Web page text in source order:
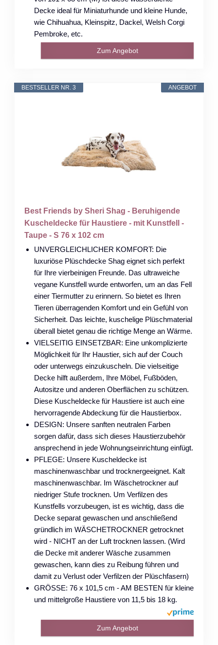
Decke ideal für Miniaturhunde und kleine Hunde,
wie Chihuahua, Kleinspitz, Dackel, Welsh Corgi
Pembroke, etc.
Zum Angebot
ANGEBOT
BESTSELLER NR. 3
Best Friends by Sheri Shag - Beruhigende
Kuscheldecke für Haustiere - mit Kunstfell -
Taupe - S 76 x 102 cm
UNVERGLEICHLICHER KOMFORT: Die
luxuriöse Plüschdecke Shag eignet sich perfekt
für Ihre vierbeinigen Freunde. Das ultraweiche
vegane Kunstfell wurde entworfen, um an das Fell
einer Tiermutter zu erinnern. So bietet es Ihren
Tieren überragenden Komfort und ein Gefühl von
Sicherheit. Das leichte, kuschelige Plüschmaterial
überall bietet genau die richtige Menge an Wärme.
VIELSEITIG EINSETZBAR: Eine unkomplizierte
Möglichkeit für Ihr Haustier, sich auf der Couch
oder unterwegs einzukuscheln. Die vielseitige
Decke hilft außerdem, Ihre Möbel, Fußböden,
Autositze und anderen Oberflächen zu schützen.
Diese Kuscheldecke für Haustiere ist auch eine
hervorragende Abdeckung für die Haustierbox.
DESIGN: Unsere sanften neutralen Farben
sorgen dafür, dass sich dieses Haustierzubehör
ansprechend in jede Wohnungseinrichtung einfügt.
PFLEGE: Unsere Kuscheldecke ist
maschinenwaschbar und trocknergeeignet. Kalt
maschinenwaschbar. Im Wäschetrockner auf
niedriger Stufe trocknen. Um Verfilzen des
Kunstfells vorzubeugen, ist es wichtig, dass die
Decke separat gewaschen und anschließend
gründlich im WÄSCHETROCKNER getrocknet
wird - NICHT an der Luft trocknen lassen. (Wird
die Decke mit anderer Wäsche zusammen
gewaschen, kann dies zu Reibung führen und
damit zu Verlust oder Verfilzen der Plüschfasern)
GRÖSSE: 76 x 101,5 cm - AM BESTEN für kleine
und mittelgroße Haustiere von 11,5 bis 18 kg.
Zum Angebot